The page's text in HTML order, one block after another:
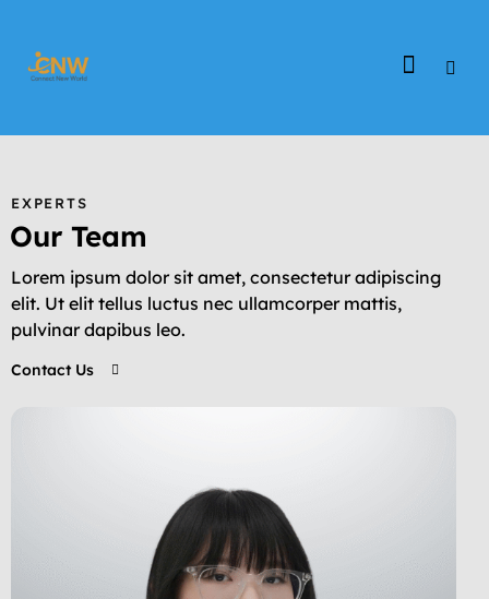
EXPERTS
Our Team
Lorem ipsum dolor sit amet, consectetur adipiscing
elit. Ut elit tellus luctus nec ullamcorper mattis,
pulvinar dapibus leo.
Contact Us